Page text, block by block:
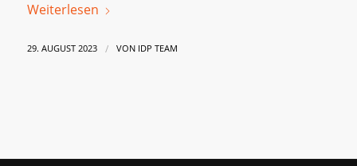
Weiterlesen
29. AUGUST 2023 / VON IDP TEAM